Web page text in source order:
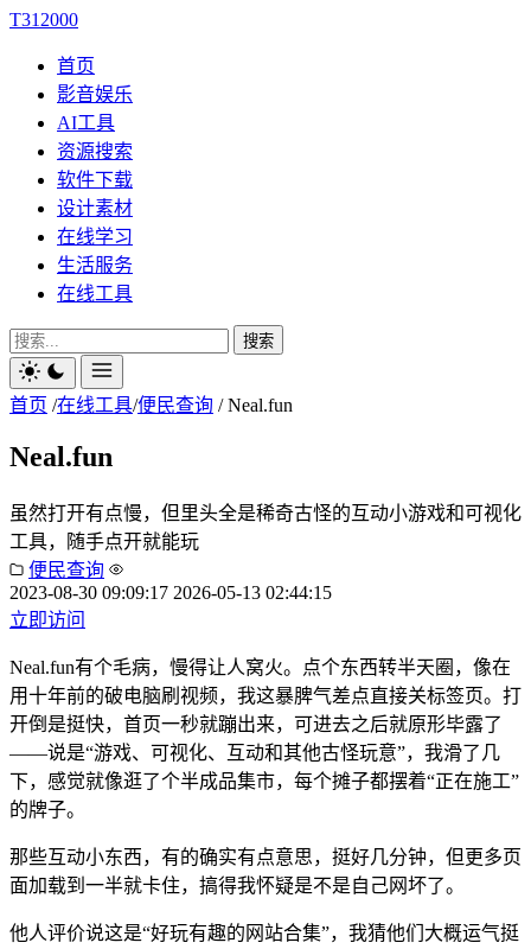
T312000
首页
影音娱乐
AI工具
资源搜索
软件下载
设计素材
在线学习
生活服务
在线工具
搜索
首页 /在线工具/便民查询 / Neal.fun
Neal.fun
虽然打开有点慢，但里头全是稀奇古怪的互动小游戏和可视化
工具，随手点开就能玩
便民查询
2023-08-30 09:09:17 2026-05-13 02:44:15
立即访问
Neal.fun有个毛病，慢得让人窝火。点个东西转半天圈，像在
用十年前的破电脑刷视频，我这暴脾气差点直接关标签页。打
开倒是挺快，首页一秒就蹦出来，可进去之后就原形毕露了
——说是“游戏、可视化、互动和其他古怪玩意”，我滑了几
下，感觉就像逛了个半成品集市，每个摊子都摆着“正在施工”
的牌子。
那些互动小东西，有的确实有点意思，挺好几分钟，但更多页
面加载到一半就卡住，搞得我怀疑是不是自己网坏了。
他人评价说这是“好玩有趣的网站合集”，我猜他们大概运气挺